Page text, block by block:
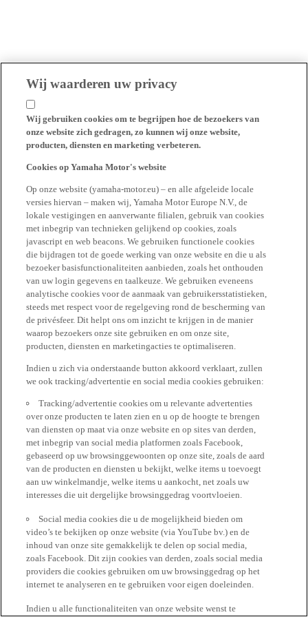
Wij waarderen uw privacy
Wij gebruiken cookies om te begrijpen hoe de bezoekers van
onze website zich gedragen, zo kunnen wij onze website,
producten, diensten en marketing verbeteren.
Cookies op Yamaha Motor's website
Op onze website (yamaha-motor.eu) – en alle afgeleide locale
versies hiervan – maken wij, Yamaha Motor Europe N.V., de
lokale vestigingen en aanverwante filialen, gebruik van cookies
met inbegrip van technieken gelijkend op cookies, zoals
javascript en web beacons. We gebruiken functionele cookies
die bijdragen tot de goede werking van onze website en die u als
bezoeker basisfunctionaliteiten aanbieden, zoals het onthouden
van uw login gegevens en taalkeuze. We gebruiken eveneens
analytische cookies voor de aanmaak van gebruikersstatistieken,
steeds met respect voor de regelgeving rond de bescherming van
de privésfeer. Dit helpt ons om inzicht te krijgen in de manier
waarop bezoekers onze site gebruiken en om onze site,
producten, diensten en marketingacties te optimaliseren.
Indien u zich via onderstaande button akkoord verklaart, zullen
we ook tracking/advertentie en social media cookies gebruiken:
Tracking/advertentie cookies om u relevante advertenties
over onze producten te laten zien en u op de hoogte te brengen
van diensten op maat via onze website en op sites van derden,
met inbegrip van social media platformen zoals Facebook,
gebaseerd op uw browsinggewoonten op onze site, zoals de aard
van de producten en diensten u bekijkt, welke items u toevoegt
aan uw winkelmandje, welke items u aankocht, net zoals uw
interesses die uit dergelijke browsinggedrag voortvloeien.
Social media cookies die u de mogelijkheid bieden om
video’s te bekijken op onze website (via YouTube bv.) en de
inhoud van onze site gemakkelijk te delen op social media,
zoals Facebook. Dit zijn cookies van derden, zoals social media
providers die cookies gebruiken om uw browsinggedrag op het
internet te analyseren en te gebruiken voor eigen doeleinden.
Indien u alle functionaliteiten van onze website wenst te